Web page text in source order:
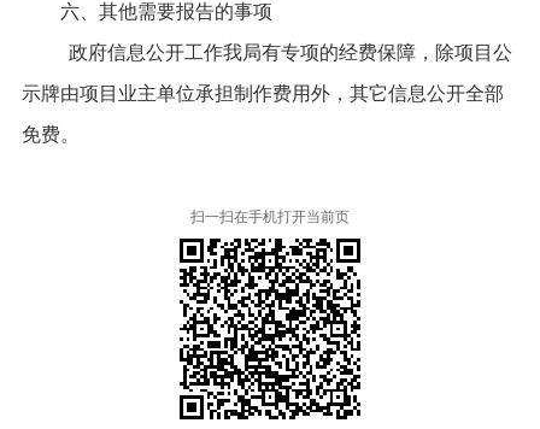
六、其他需要报告的事项
政府信息公开工作我局有专项的经费保障，除项目公
示牌由项目业主单位承担制作费用外，其它信息公开全部
免费。
扫一扫在手机打开当前页